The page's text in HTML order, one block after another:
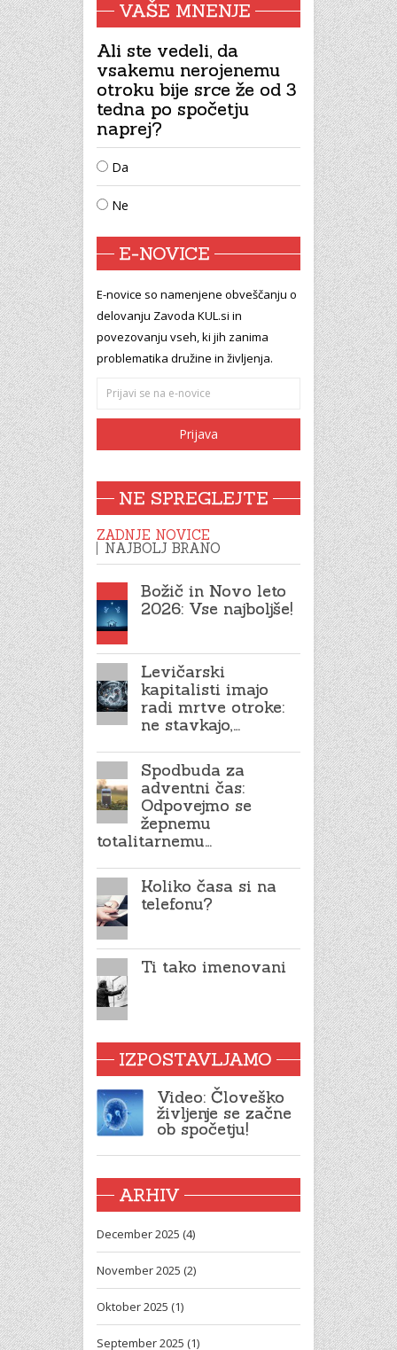
VAŠE MNENJE
Ali ste vedeli, da
vsakemu nerojenemu
otroku bije srce že od 3
tedna po spočetju
naprej?
Da
Ne
E-NOVICE
E-novice so namenjene obveščanju o
delovanju Zavoda KUL.si in
povezovanju vseh, ki jih zanima
problematika družine in življenja.
NE SPREGLEJTE
ZADNJE NOVICE
NAJBOLJ BRANO
Božič in Novo leto
2026: Vse najboljše!
Levičarski
kapitalisti imajo
radi mrtve otroke:
ne stavkajo,…
Spodbuda za
adventni čas:
Odpovejmo se
žepnemu
totalitarnemu…
Koliko časa si na
telefonu?
Ti tako imenovani
IZPOSTAVLJAMO
Video: Človeško
življenje se začne
ob spočetju!
ARHIV
December 2025 (4)
November 2025 (2)
Oktober 2025 (1)
September 2025 (1)